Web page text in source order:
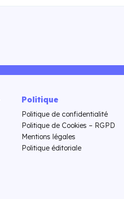
Politique
Politique de confidentialité
Politique de Cookies – RGPD
Mentions légales
Politique éditoriale